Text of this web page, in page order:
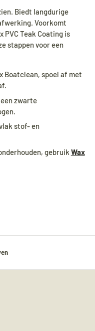
Biedt langdurige
Voorkomt
PVC Teak Coating is
stappen voor een
Boatclean, spoel af met
zwarte
stof- en
gebruik Wax